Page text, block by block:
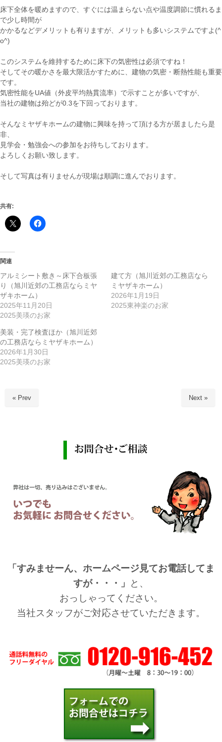
床下全体を暖めますので、すぐには温まらない点や温度調節に慣れるま
で少し時間が
かかるなどデメリットも有りますが、メリットも多いシステムですよ(^
o^)
このシステムを維持するために床下の気密性は必須ですね！
そしてその暖かさを最大限活かすために、建物の気密・断熱性能も重要
です。
気密性能をUA値（外皮平均熱貫流率）で示すことが多いですが、
当社の建物は殆どが0.3を下回っております。
そんなミヤザキホームの建物に興味を持って頂ける方が居ましたら是
非、
見学会・勉強会への参加をお待ちしております。
よろしくお願い致します。
そして写真は有りませんが現場は順調に進んでおります。
共有:
関連
アルミシート敷き～床下合板張
り（旭川近郊の工務店ならミヤ
ザキホーム）
2025年11月20日
2025美瑛のお家
建て方（旭川近郊の工務店なら
ミヤザキホーム）
2026年1月19日
2025東神楽のお家
美装・完了検査ほか（旭川近郊
の工務店ならミヤザキホーム）
2026年1月30日
2025美瑛のお家
« Prev Next »
「すみませーん、ホームページ見てお電話してま
すが・・・」
と、
おっしゃってください。
当社スタッフがご対応させていただきます。